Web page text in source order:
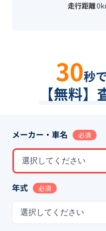
走行距離
30秒
【無料
メーカー・車名 必須
選択してください
年式 必須
選択してください